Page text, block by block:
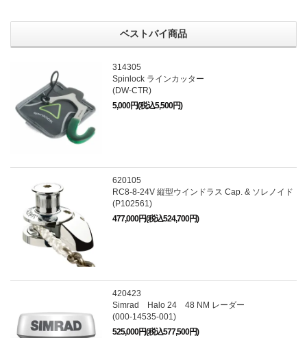
ベストバイ商品
314305
Spinlock ラインカッター
(DW-CTR)
5,000円(税込5,500円)
620105
RC8-8-24V 縦型ウインドラス Cap. & ソレノイド
(P102561)
477,000円(税込524,700円)
420423
Simrad Halo 24 48 NM レーダー
(000-14535-001)
525,000円(税込577,500円)